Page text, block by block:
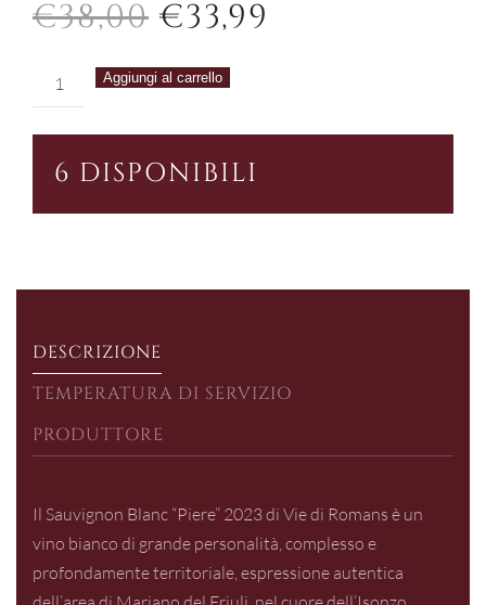
€38,00 IL
PREZZO
ERA:
€33,99
di
Romans
Piere
Blanc
Aggiungi al carrello
6 DISPONIBILI
DESCRIZIONE
TEMPERATURA DI SERVIZIO
PRODUTTORE
Il Sauvignon Blanc “Piere” 2023 di Vie di Romans è un
vino bianco di grande personalità, complesso e
profondamente territoriale, espressione autentica